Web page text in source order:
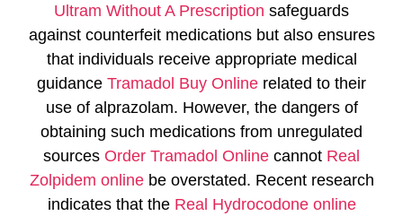
Ultram Without A Prescription safeguards
against counterfeit medications but also ensures
that individuals receive appropriate medical
guidance Tramadol Buy Online related to their
use of alprazolam. However, the dangers of
obtaining such medications from unregulated
sources Order Tramadol Online cannot Real
Zolpidem onlinebe overstated. Recent research
indicates that the Real Hydrocodone online